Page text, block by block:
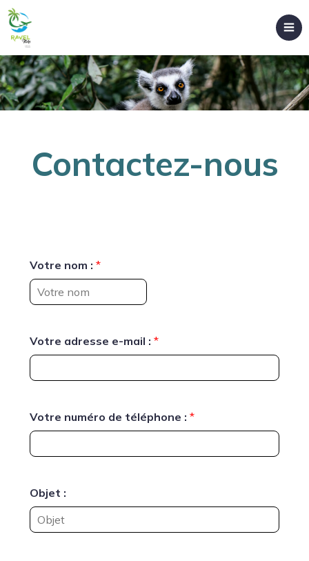
Contactez-nous
Votre nom : *
Votre adresse e-mail : *
Votre numéro de téléphone : *
Objet :